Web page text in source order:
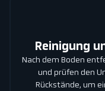
Reinigung
Nach dem Boden
und prüfen den
Rückstände, um